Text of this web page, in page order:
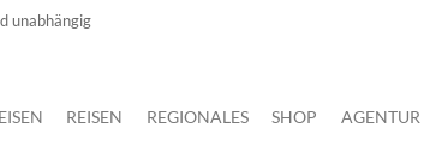
unabhängig
REISEN REGIONALES SHOP AGENTUR